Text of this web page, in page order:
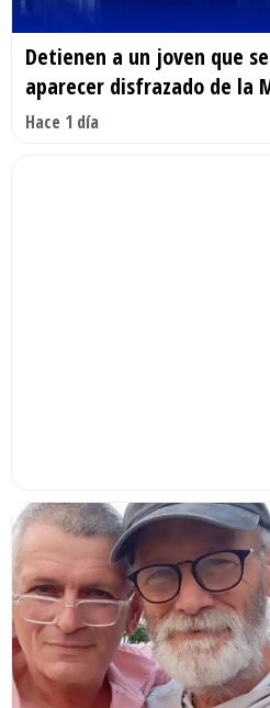
Detienen a un joven que
aparecer disfrazado de la
Hace 1 día